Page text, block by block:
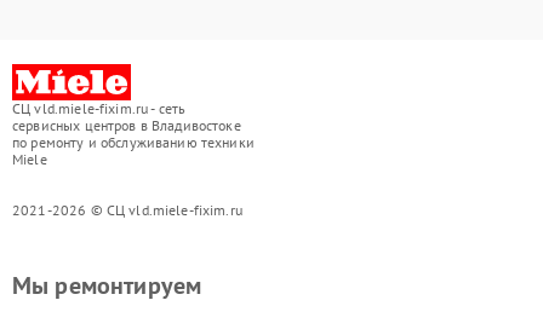
СЦ vld.miele-fixim.ru - сеть
сервисных центров в Владивостоке
по ремонту и обслуживанию техники
Miele
2021-2026 © СЦ vld.miele-fixim.ru
Мы ремонтируем